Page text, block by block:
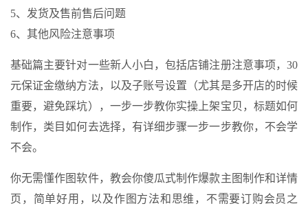
5、发货及售前售后问题
6、其他风险注意事项
基础篇主要针对一些新人小白，包括店铺注册注意事项，30
元保证金缴纳方法，以及子账号设置（尤其是多开店的时候
重要，避免踩坑），一步一步教你实操上架宝贝，标题如何
制作，类目如何去选择，有详细步骤一步一步教你，不会学
不会。
你无需懂作图软件，教会你傻瓜式制作爆款主图制作和详情
页，简单好用，以及作图方法和思维，不需要订购会员之